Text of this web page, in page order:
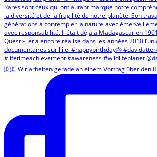
🇩🇪 Wir arbeiten gerade an einem Vortrag über den B